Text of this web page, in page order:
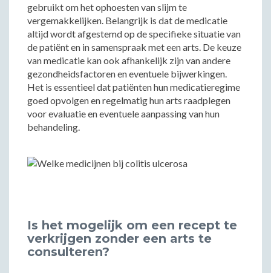
gebruikt om het ophoesten van slijm te
vergemakkelijken. Belangrijk is dat de medicatie
altijd wordt afgestemd op de specifieke situatie van
de patiënt en in samenspraak met een arts. De keuze
van medicatie kan ook afhankelijk zijn van andere
gezondheidsfactoren en eventuele bijwerkingen.
Het is essentieel dat patiënten hun medicatieregime
goed opvolgen en regelmatig hun arts raadplegen
voor evaluatie en eventuele aanpassing van hun
behandeling.
Is het mogelijk om een recept te
verkrijgen zonder een arts te
consulteren?